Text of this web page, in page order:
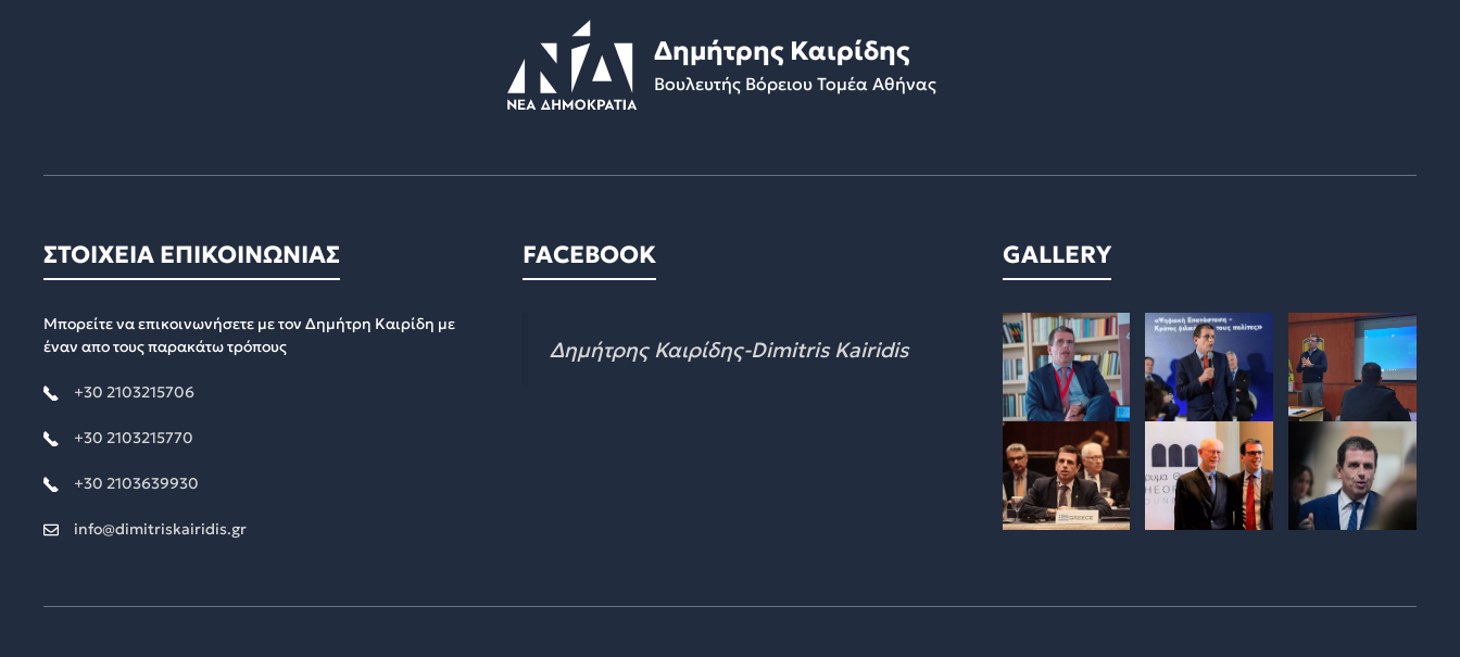
Δημήτρης Καιρίδης
Βουλευτής Βόρειου Τομέα Αθήνας
ΣΤΟΙΧΕΙΑ ΕΠΙΚΟΙΝΩΝΙΑΣ
Μπορείτε να επικοινωνήσετε με τον Δημήτρη Καιρίδη με
έναν απο τους παρακάτω τρόπους
+30 2103215706
+30 2103215770
+30 2103639930
info@dimitriskairidis.gr
FACEBOOK
Δημήτρης Καιρίδης-Dimitris Kairidis
GALLERY